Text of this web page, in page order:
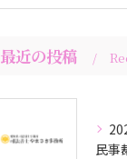
最近の投稿